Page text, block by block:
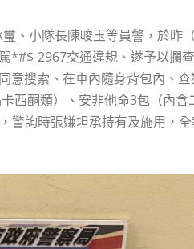
、小隊長陳峻玉等員警，於昨
*#$-2967交通違規、遂予以攔
意搜索、在車內隨身背包內、
西酮類）、安非他命3包（內
警詢時張嫌坦承持有及施用，